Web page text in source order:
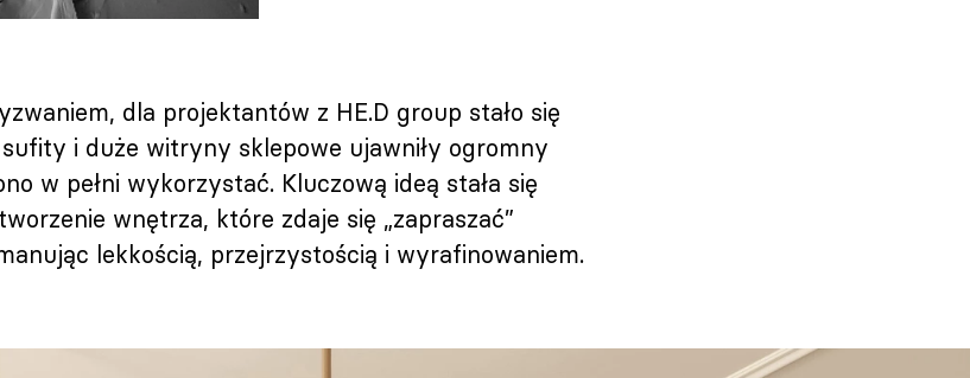
dla projektantów z HE.D group stało się
sufity i duże witryny sklepowe ujawniły ogromny
w pełni wykorzystać. Kluczową ideą stała się
wnętrza, które zdaje się „zapraszać”
lekkością, przejrzystością i wyrafinowaniem.